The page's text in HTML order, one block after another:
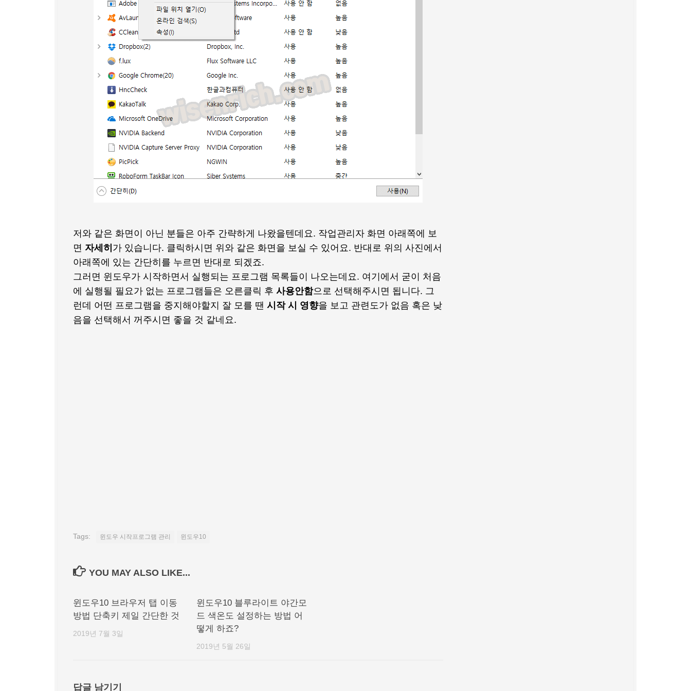
저와 같은 화면이 아닌 분들은 아주 간략하게 나왔을텐데요. 작업관리자 화면 아래쪽에 보
면 자세히 가 있습니다. 클릭하시면 위와 같은 화면을 보실 수 있어요. 반대로 위의 사진에서
아래쪽에 있는 간단히를 누르면 반대로 되겠죠.
그러면 윈도우가 시작하면서 실행되는 프로그램 목록들이 나오는데요. 여기에서 굳이 처음
에 실행될 필요가 없는 프로그램들은 오른클릭 후 사용안함으로 선택해주시면 됩니다. 그
런데 어떤 프로그램을 중지해야할지 잘 모를 땐 시작 시 영향을 보고 관련도가 없음 혹은 낮
음을 선택해서 꺼주시면 좋을 것 같네요.
Tags: 윈도우 시작프로그램 관리 윈도우10
YOU MAY ALSO LIKE...
윈도우10 브라우저 탭 이동
방법 단축키 제일 간단한 것
2019년 7월 3일
윈도우10 블루라이트 야간모
드 색온도 설정하는 방법 어
떻게 하죠?
2019년 5월 26일
답글 남기기